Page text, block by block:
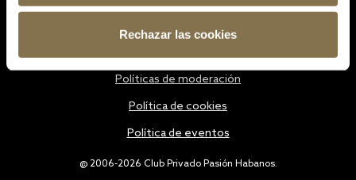
Rechazar las cookies
@ 2006-2026 Club Privado Pasión Habanos.
Políticas de moderación
Política de cookies
Política de eventos